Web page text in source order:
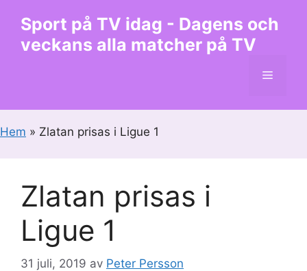
innehåll
Sport på TV idag - Dagens och
veckans alla matcher på TV
Meny
Hem » Zlatan prisas i Ligue 1
Zlatan prisas i
Ligue 1
31 juli, 2019 av Peter Persson